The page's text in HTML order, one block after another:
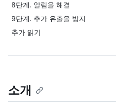
8단계. 알림을 해결
9단계. 추가 유출을 방지
추가 읽기
소개